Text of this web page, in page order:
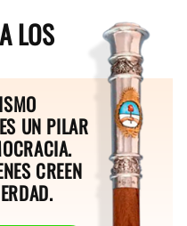
LOS
UN PILAR
CREEN